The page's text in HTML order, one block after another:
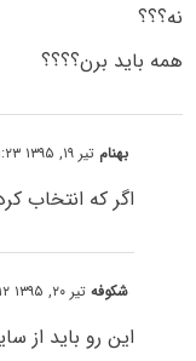
نه؟؟؟
همه باید برن؟؟؟؟
بهنام تیر ۱۹, ۱۳۹۵ at ۱۱:۲۳ ب٫ظ
اگر که انتخاب
شکوفهتیر ۲۰, ۱۳۹۵ at ۱۱:۱۲ ق٫ظ
این رو باید